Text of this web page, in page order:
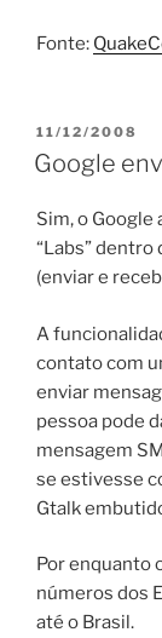
Fonte:
POSTED
ON
11/12/2008
Google
Sim, o Google
“Labs” dentro
(enviar e
A
contato com
enviar
pessoa pode
mensagem
se estivesse
Gtalk
Por enquanto
números dos
até o Brasil.